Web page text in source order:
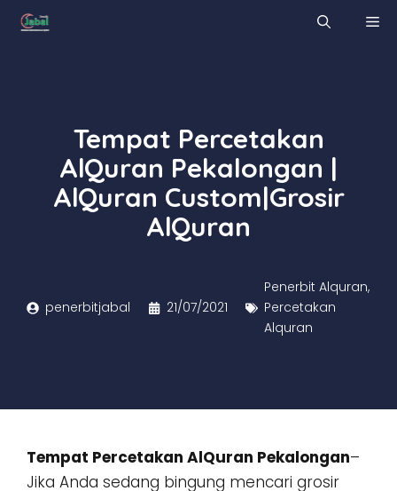
Skip
Tempat Percetakan
AlQuran Pekalongan |
AlQuran Custom|Grosir
AlQuran
penerbitjabal 21/07/2021
Penerbit Alquran,
Percetakan
Alquran
Tempat Percetakan AlQuran Pekalongan–
Jika Anda sedang bingung mencari grosir